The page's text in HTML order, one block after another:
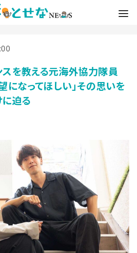
スを教える元海外協力隊員
になってほしい」その思いを
迫る